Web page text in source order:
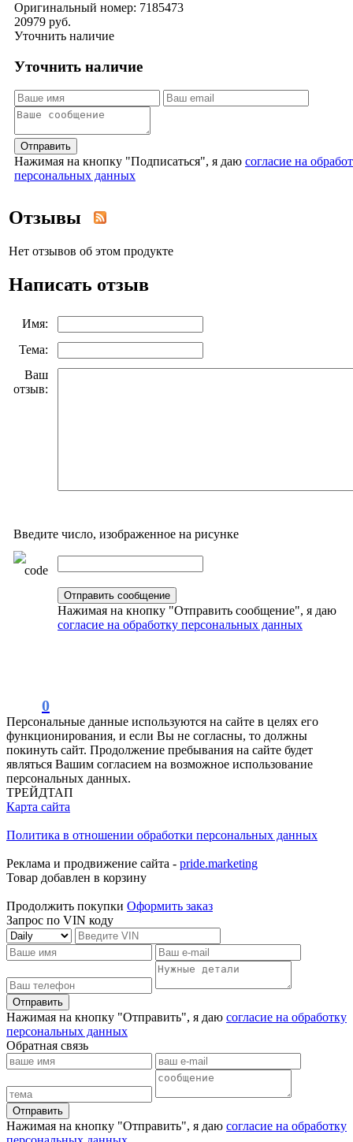
Оригинальный номер: 7185473
20979 руб.
Уточнить наличие
Уточнить наличие
Отправить
Нажимая на кнопку "Подписаться", я даю согласие на
персональных данных
Отзывы
Нет отзывов об этом продукте
Написать отзыв
Имя:
Тема:
Ваш
отзыв:
Введите число, изображенное на рисунке
Нажимая на кнопку "Отправить сообщение", я даю
согласие на обработку персональных данных
0
Персональные данные используются на сайте в целях его
функционирования, и если Вы не согласны, то должны
покинуть сайт. Продолжение пребывания на сайте будет
являться Вашим согласием на возможное использование
персональных данных.
ТРЕЙДТАП
Карта сайта
Политика в отношении обработки персональных данных
Реклама и продвижение сайта - pride.marketing
Товар добавлен в корзину
Продолжить покупки Оформить заказ
Запрос по VIN коду
Отправить
Нажимая на кнопку "Отправить", я даю согласие на обработку
персональных данных
Обратная связь
Отправить
Нажимая на кнопку "Отправить", я даю согласие на обработку